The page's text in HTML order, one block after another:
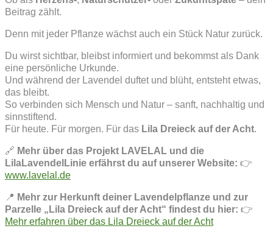
Beitrag zählt.
Denn mit jeder Pflanze wächst auch ein Stück Natur zurück.
Du wirst sichtbar, bleibst informiert und bekommst als Dank
eine persönliche Urkunde.
Und während der Lavendel duftet und blüht, entsteht etwas,
das bleibt.
So verbinden sich Mensch und Natur – sanft, nachhaltig und
sinnstiftend.
Für heute. Für morgen. Für das Lila Dreieck auf der Acht.
🔗 Mehr über das Projekt LAVELAL und die
LilaLavendelLinie erfährst du auf unserer Website: 👉
www.lavelal.de
📍 Mehr zur Herkunft deiner Lavendelpflanze und zur
Parzelle „Lila Dreieck auf der Acht“ findest du hier: 👉
Mehr erfahren über das Lila Dreieck auf der Acht